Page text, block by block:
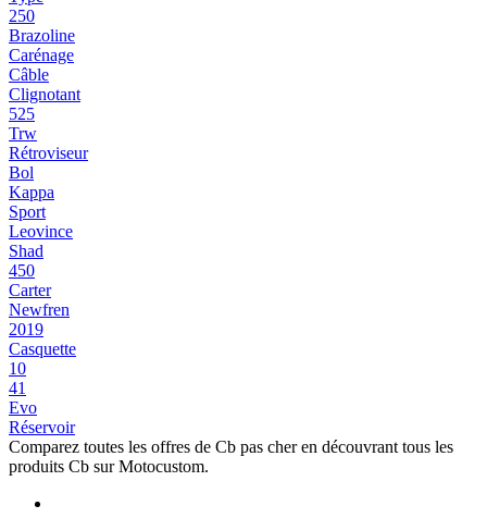
250
Brazoline
Carénage
Câble
Clignotant
525
Trw
Rétroviseur
Bol
Kappa
Sport
Leovince
Shad
450
Carter
Newfren
2019
Casquette
10
41
Evo
Réservoir
Comparez toutes les offres de Cb pas cher en découvrant tous les
produits Cb sur Motocustom.